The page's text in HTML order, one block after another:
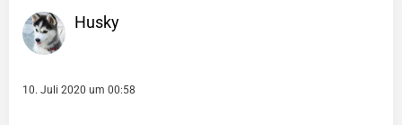
Husky
10. Juli 2020 um 00:58